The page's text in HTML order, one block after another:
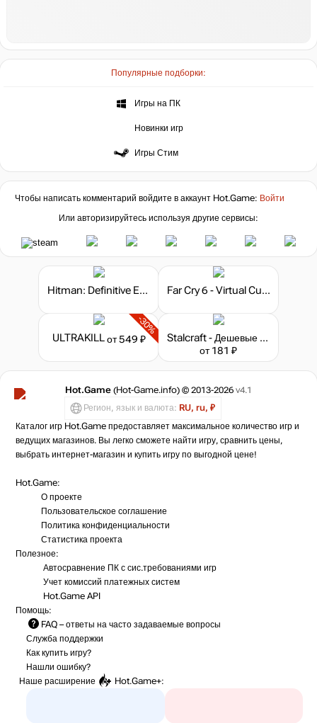
Популярные подборки:
Игры на ПК
Новинки игр
Игры Стим
Чтобы написать комментарий войдите в аккаунт Hot.Game: Войти
Или авторизируйтесь используя другие сервисы:
Hitman: Definitive Edition Far Cry 6 - Virtual Currency
-30%
ULTRAKILLот 549 ₽
Stalcraft - Дешевые запчасти (10)
от 181 ₽
Hot.Game (Hot-Game.info) © 2013-2026 v4.1
Регион, язык и валюта: RU, ru, ₽
Каталог игр Hot.Game предоставляет максимальное количество игр и
ведущих магазинов. Вы легко сможете найти игру, сравнить цены,
выбрать интернет-магазин и купить игру по выгодной цене!
Hot.Game:
О проекте
Пользовательское соглашение
Политика конфиденциальности
Статистика проекта
Полезное:
Автосравнение ПК с сис.требованиями игр
Учет комиссий платежных систем
Hot.Game API
Помощь:
FAQ – ответы на часто задаваемые вопросы
Служба поддержки
Как купить игру?
Нашли ошибку?
Наше расширение
Hot.Game+: